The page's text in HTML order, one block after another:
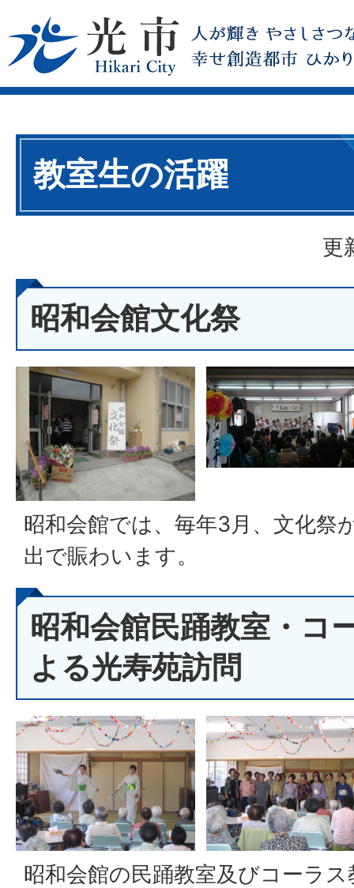
教室生の活躍
更
昭和会館文化祭
昭和会館では、毎年3月、文化祭
出で賑わいます。
昭和会館民踊教室・コ
よる光寿苑訪問
昭和会館の民踊教室及びコーラ